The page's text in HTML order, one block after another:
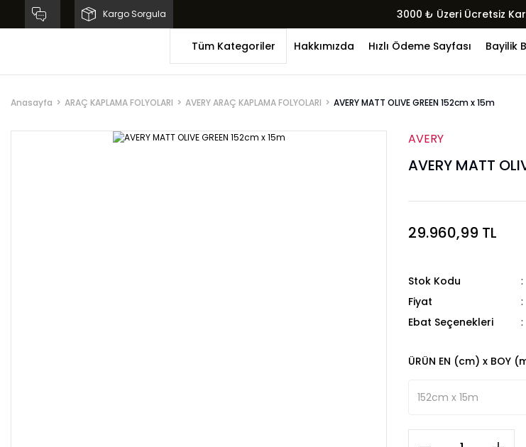
Kargo Sorgula 3000 ₺ Üzeri Ücretsiz
Tüm Kategoriler Hakkımızda Hızlı Ödeme Sayfası Bayilik
Anasayfa ARAÇ KAPLAMA FOLYOLARI AVERY ARAÇ KAPLAMA FOLYOLARI AVERY MATT OLIVE GREEN 152cm x 15m
AVERY
AVERY MATT
29.960,99 TL
Stok Kodu
Fiyat
Ebat Seçenekleri
ÜRÜN EN (cm) x BOY